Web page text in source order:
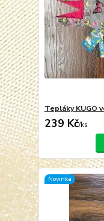
Tepláky KUGO
239 Kč/ks
Novinka